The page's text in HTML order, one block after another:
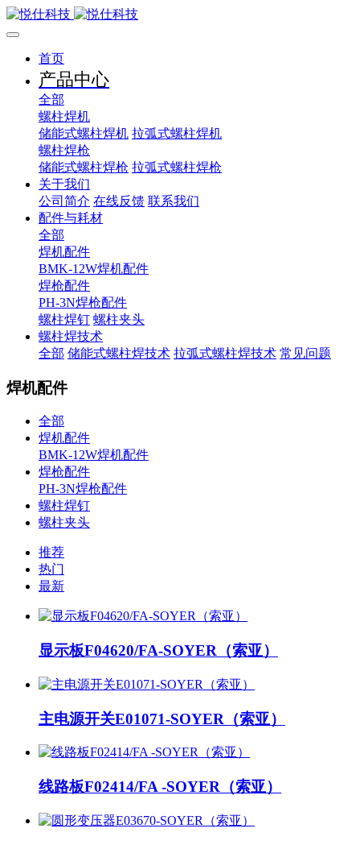
首页
产品中心
全部
螺柱焊机
储能式螺柱焊机 拉弧式螺柱焊机
螺柱焊枪
储能式螺柱焊枪 拉弧式螺柱焊枪
关于我们
公司简介 在线反馈 联系我们
配件与耗材
全部
焊机配件
BMK-12W焊机配件
焊枪配件
PH-3N焊枪配件
螺柱焊钉 螺柱夹头
螺柱焊技术
全部 储能式螺柱焊技术 拉弧式螺柱焊技术 常见问题
焊机配件
全部
焊机配件
BMK-12W焊机配件
焊枪配件
PH-3N焊枪配件
螺柱焊钉
螺柱夹头
推荐
热门
最新
显示板F04620/FA-SOYER（索亚）
主电源开关E01071-SOYER（索亚）
线路板F02414/FA -SOYER（索亚）